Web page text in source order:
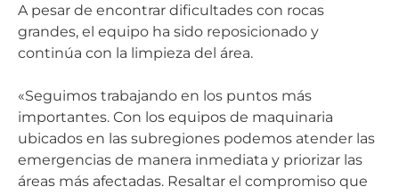
A pesar de encontrar dificultades con rocas
grandes, el equipo ha sido reposicionado y
continúa con la limpieza del área.
«Seguimos trabajando en los puntos más
importantes. Con los equipos de maquinaria
ubicados en las subregiones podemos atender las
emergencias de manera inmediata y priorizar las
áreas más afectadas. Resaltar el compromiso que